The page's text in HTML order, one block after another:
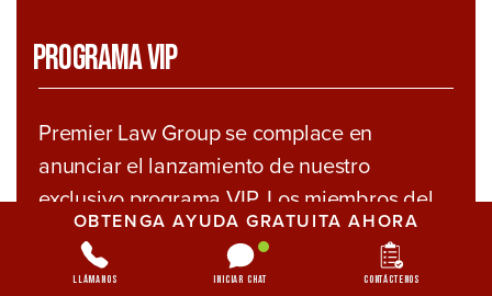
Programa VIP
Premier Law Group se complace en
anunciar el lanzamiento de nuestro
exclusivo programa VIP. Los miembros del
programa VIP reciben privilegios especiales
y tienen acceso a servicios legales
OBTENGA AYUDA GRATUITA AHORA
Llámanos Iniciar chat Contáctenos